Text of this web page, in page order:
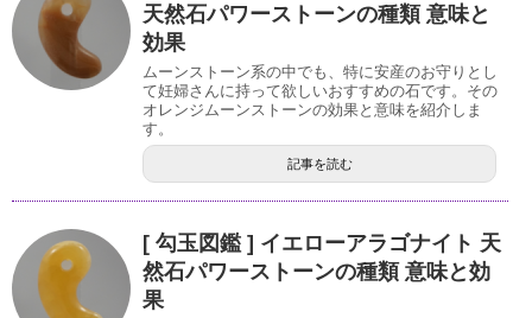
天然石パワーストーンの種類 意味と
効果
ムーンストーン系の中でも、特に安産のお守りとし
て妊婦さんに持って欲しいおすすめの石です。その
オレンジムーンストーンの効果と意味を紹介しま
す。
記事を読む
[ 勾玉図鑑 ] イエローアラゴナイト 天
然石パワーストーンの種類 意味と効
果